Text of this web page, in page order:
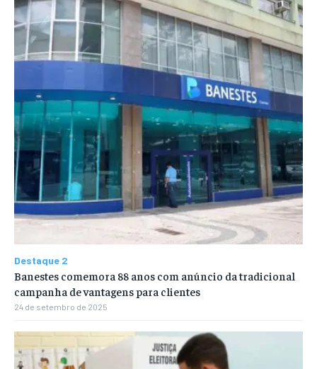
Destaque 2
Banestes comemora 88 anos com anúncio da tradicional
campanha de vantagens para clientes
24 de setembro de 2025